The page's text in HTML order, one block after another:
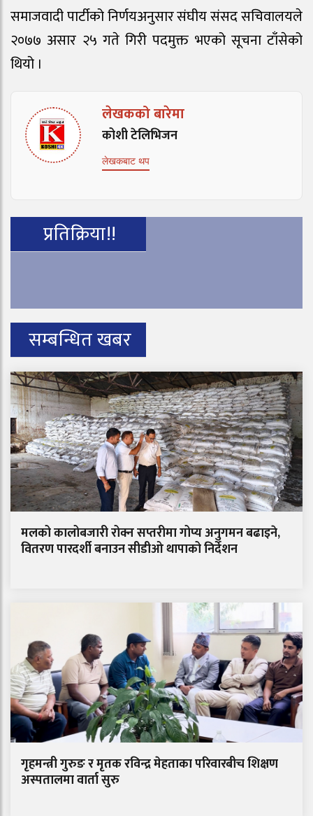
समाजवादी पार्टीको निर्णयअनुसार संघीय संसद सचिवालयले
२०७७ असार २५ गते गिरी पदमुक्त भएको सूचना टाँसेको
थियो ।
लेखकको बारेमा
कोशी टेलिभिजन
लेखकबाट थप
प्रतिक्रिया!!
सम्बन्धित खबर
मलको कालोबजारी रोक्न सप्तरीमा गोप्य अनुगमन बढाइने,
वितरण पारदर्शी बनाउन सीडीओ थापाको निर्देशन
गृहमन्त्री गुरुङ र मृतक रविन्द्र मेहताका परिवारबीच शिक्षण
अस्पतालमा वार्ता सुरु